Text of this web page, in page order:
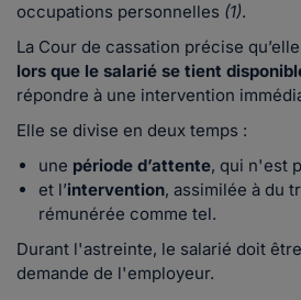
occupations personnelles (1).
La Cour de cassation précise
lors que le salarié se tient
répondre à une intervention
Elle se divise en deux temps :
une période d’attente, qui n'est
et l’intervention, assimilée à du
rémunérée comme tel.
Durant l'astreinte, le salarié doit
demande de l'employeur.